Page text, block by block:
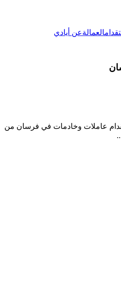
العمالةعن أيادي
عاملات وخادمات في فرسان من